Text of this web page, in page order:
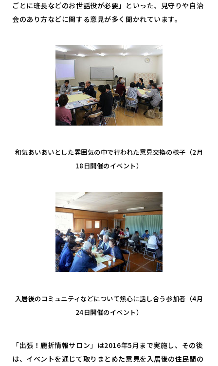
ごとに班長などのお世話役が必要」といった、見守りや自治
会のあり方などに関する意見が多く聞かれています。
和気あいあいとした雰囲気の中で行われた意見交換の様子（2月
18日開催のイベント）
入居後のコミュニティなどについて熱心に話し合う参加者（4月
24日開催のイベント）
「出張！鹿折情報サロン」は2016年5月まで実施し、その後
は、イベントを通じて取りまとめた意見を入居後の住民間の